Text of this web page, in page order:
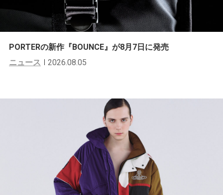
PORTERの新作『BOUNCE』が8月7日に発売
ニュース
2026.08.05